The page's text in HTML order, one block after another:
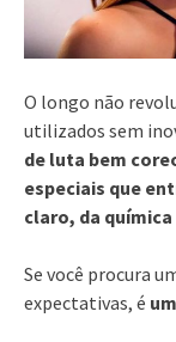
O longo não
utilizados sem
de luta bem
especiais que
claro, da
Se você procura
expectativas, é